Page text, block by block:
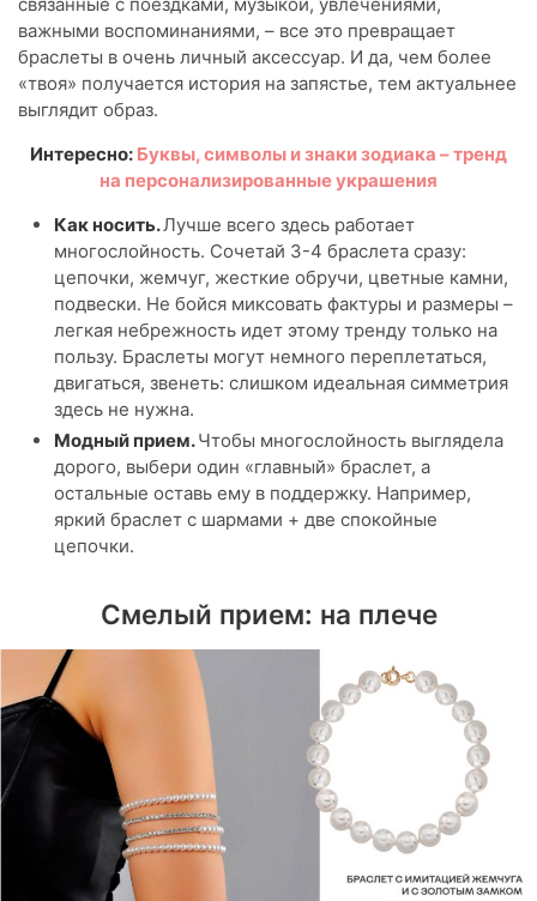
важными воспоминаниями, – все это превращает
браслеты в очень личный аксессуар. И да, чем более
«твоя» получается история на запястье, тем актуальнее
выглядит образ.
Интересно: Буквы, символы и знаки зодиака – тренд
на персонализированные украшения
Как носить.Лучше всего здесь работает
многослойность. Сочетай 3-4 браслета сразу:
цепочки, жемчуг, жесткие обручи, цветные камни,
подвески. Не бойся миксовать фактуры и размеры –
легкая небрежность идет этому тренду только на
пользу. Браслеты могут немного переплетаться,
двигаться, звенеть: слишком идеальная симметрия
здесь не нужна.
Модный прием.Чтобы многослойность выглядела
дорого, выбери один «главный» браслет, а
остальные оставь ему в поддержку. Например,
яркий браслет с шармами + две спокойные
цепочки.
Смелый прием: на плече